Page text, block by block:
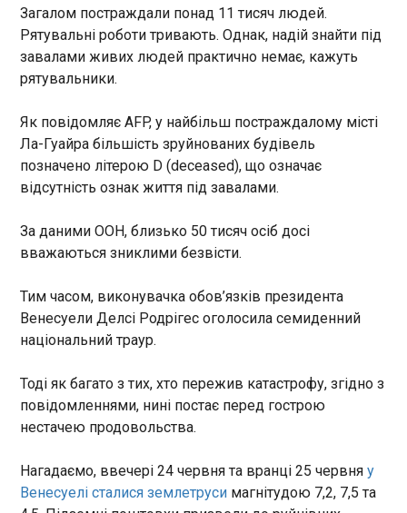
ЧИТАТЬ
Бельгія на останніх хвилинах вирвала
08:05:36
У середу, 1 липня, Бельгія та Сенегал зустрілися
в матчі 1/16 фіналу ЧС-2026. Зазначається, що
обидві команди почали гру активно, але "леви"
третині і швидко створили можливості для
Куртуа.
РФ атакувала Дніпропетровщину дронами, є
поранені
Внаслідок російських атак на Дніпропетровську
область поранень зазнали двоє осіб. Про це
повідомив голова ОВА Олександр Ганжа у
атакував п’ять районів області з використанням
безпілотників.
ЧИТАТЬ
Загалом постраждали понад 11 тисяч людей.
Рятувальні роботи тривають. Однак, надій знайти під
завалами живих людей практично немає, кажуть
рятувальники.
Як повідомляє AFP, у найбільш постраждалому місті
Ла-Гуайра більшість зруйнованих будівель
позначено літерою D (deceased), що означає
відсутність ознак життя під завалами.
За даними ООН, близько 50 тисяч осіб досі
вважаються зниклими безвісти.
Тим часом, виконувачка обов’язків президента
Венесуели Делсі Родрігес оголосила семиденний
національний траур.
Тоді як багато з тих, хто пережив катастрофу, згідно з
повідомленнями, нині постає перед гострою
нестачею продовольства.
Нагадаємо, ввечері 24 червня та вранці 25 червняу
Венесуелі сталися землетруси магнітудою 7,2, 7,5 та